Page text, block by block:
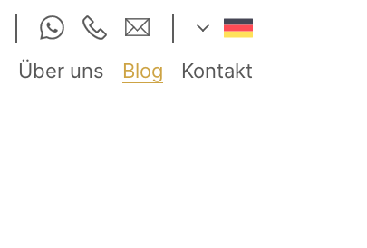
Über uns Blog Kontakt